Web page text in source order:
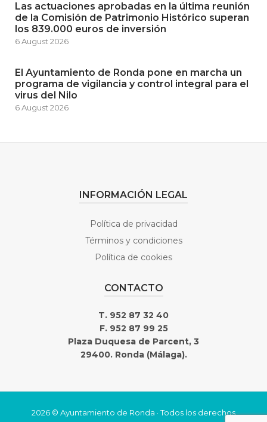
Las actuaciones aprobadas en la última reunión
de la Comisión de Patrimonio Histórico superan
los 839.000 euros de inversión
6 August 2026
El Ayuntamiento de Ronda pone en marcha un
programa de vigilancia y control integral para el
virus del Nilo
6 August 2026
INFORMACIÓN LEGAL
Política de privacidad
Términos y condiciones
Política de cookies
CONTACTO
T. 952 87 32 40
F. 952 87 99 25
Plaza Duquesa de Parcent, 3
29400. Ronda (Málaga).
2026 © Ayuntamiento de Ronda · Todos los derechos